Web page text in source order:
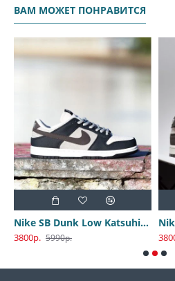
ВАМ МОЖЕТ ПОНРАВИТСЯ
Nike SB Dunk Low Katsuhiro Otomo
3800р. 5990р.